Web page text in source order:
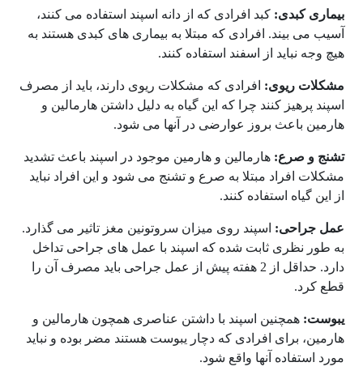
بیماری کبدی: کبد افرادی که از دانه اسپند استفاده می کنند،
آسیب می بیند. افرادی که مبتلا به بیماری های کبدی هستند به
هیچ وجه نباید از اسفند استفاده کنند.
مشکلات ریوی: افرادی که مشکلات ریوی دارند، باید از مصرف
اسپند پرهیز کنند چرا که این گیاه به دلیل داشتن هارمالین و
هارمین باعث بروز عوارضی در آنها می شود.
تشنج و صرع: هارمالین و هارمین موجود در اسپند باعث تشدید
مشکلات افراد مبتلا به صرع و تشنج می شود و این افراد نباید
از این گیاه استفاده کنند.
عمل جراحی: اسپند روی میزان سروتونین مغز تاثیر می گذارد.
به طور نظری ثابت شده که اسپند با عمل های جراحی تداخل
دارد. حداقل از 2 هفته پیش از عمل جراحی باید مصرف آن را
قطع کرد.
یبوست: همچنین اسپند با داشتن عناصری همچون هارمالین و
هارمین، برای افرادی که دچار یبوست هستند مضر بوده و نباید
مورد استفاده آنها واقع شود.